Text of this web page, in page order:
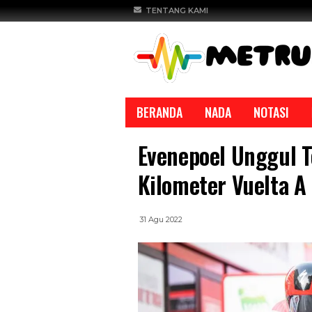
TENTANG KAMI
BERANDA NADA NOTASI
Evenepoel Unggul
Kilometer Vuelta A
31 Agu 2022